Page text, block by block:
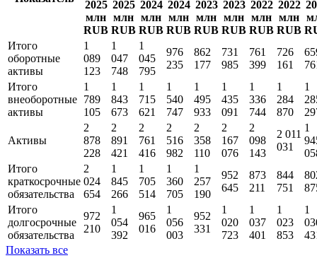
2025
млн
RUB
2025
млн
RUB
2024
млн
RUB
2024
млн
RUB
2023
млн
RUB
2023
млн
RUB
2022
млн
RUB
2022
млн
RUB
Итого
оборотные
активы
1
089
123
1
047
748
1
045
795
976
235
862
177
731
985
761
399
726
161
Итого
внеоборотные
активы
1
789
105
1
843
673
1
715
621
1
540
747
1
495
933
1
435
091
1
336
744
1
284
870
1
Активы
2
878
228
2
891
421
2
761
416
2
516
982
2
358
110
2
167
076
2
098
143
2 011
031
1
Итого
краткосрочные
обязательства
2
024
654
1
845
266
1
705
514
1
360
705
1
257
190
952
645
873
211
844
751
Итого
долгосрочные
обязательства
972
210
1
054
392
965
016
1
056
003
952
331
1
020
723
1
037
401
1
023
853
1
Показать все